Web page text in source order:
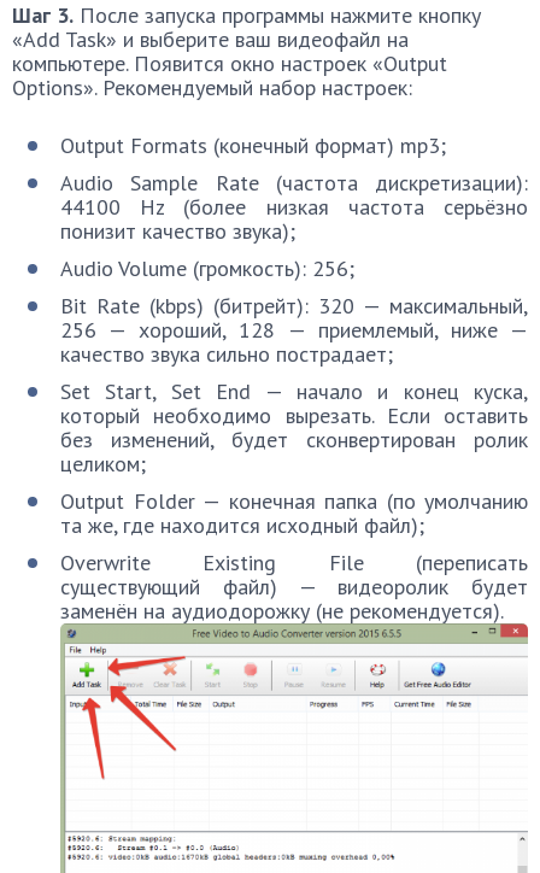
Шаг 3. После запуска программы нажмите кнопку
«Add Task» и выберите ваш видеофайл на
компьютере. Появится окно настроек «Output
Options». Рекомендуемый набор настроек:
Output Formats (конечный формат) mp3;
Audio Sample Rate (частота дискретизации):
44100 Hz (более низкая частота серьёзно
понизит качество звука);
Audio Volume (громкость): 256;
Bit Rate (kbps) (битрейт): 320 — максимальный,
256 — хороший, 128 — приемлемый, ниже —
качество звука сильно пострадает;
Set Start, Set End — начало и конец куска,
который необходимо вырезать. Если оставить
без изменений, будет сконвертирован ролик
целиком;
Output Folder — конечная папка (по умолчанию
та же, где находится исходный файл);
Overwrite Existing File (переписать
существующий файл) — видеоролик будет
заменён на аудиодорожку (не рекомендуется).